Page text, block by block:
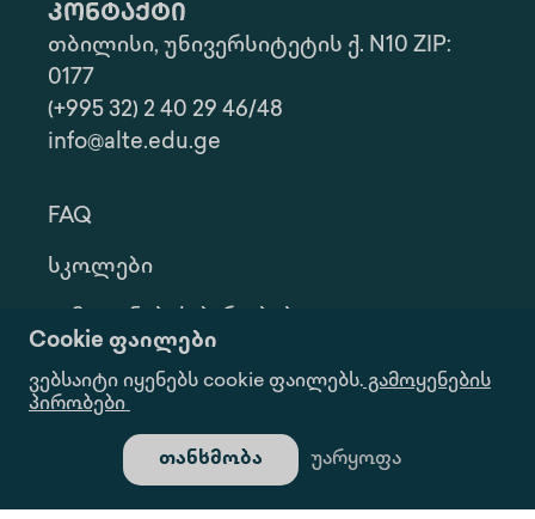
Cookie ფაილები
ვებსაიტი იყენებს cookie ფაილებს.გამოყენების
პირობები
უარყოფა
თანხმობა
კონტაქტი
თბილისი, უნივერსიტეტის ქ. N10 ZIP:
0177
(+995 32) 2 40 29 46/48
info@alte.edu.ge
FAQ
Სკოლები
Კონფ. Პოლიტიკა
Ინფორმაციის Მოთხოვნა
Გალერეა